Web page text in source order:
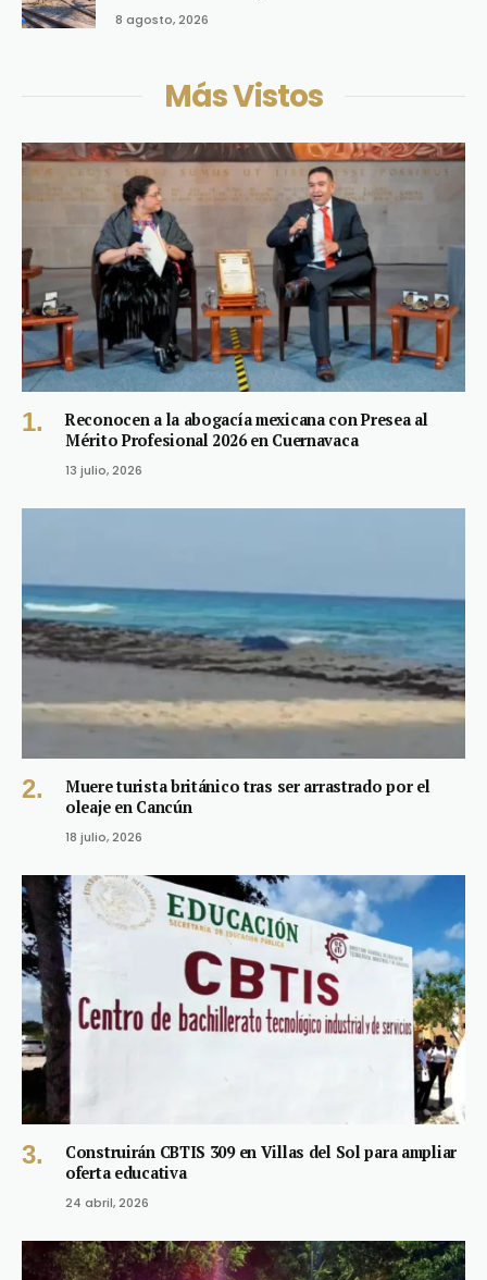
8 agosto, 2026
Más Vistos
Reconocen a la abogacía mexicana con Presea al
Mérito Profesional 2026 en Cuernavaca
13 julio, 2026
Muere turista británico tras ser arrastrado por el
oleaje en Cancún
18 julio, 2026
Construirán CBTIS 309 en Villas del Sol para ampliar
oferta educativa
24 abril, 2026